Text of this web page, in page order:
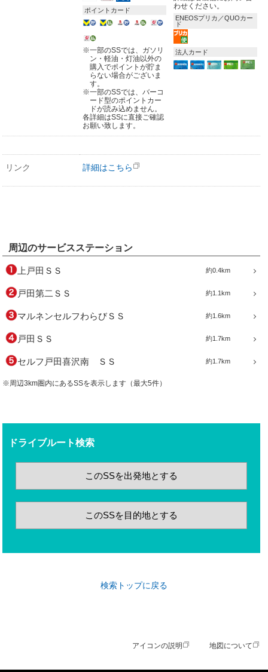
ポイントカード
※一部のSSでは、ガソリ
ン・軽油・灯油以外の
購入でポイントが貯ま
らない場合がございま
す。
※一部のSSでは、バーコ
ード型のポイントカー
ドが読み込めません。
各詳細はSSに直接ご確認
お願い致します。
わせください。
ENEOSプリカ／QUOカー
ド
法人カード
リンク 詳細はこちら
周辺のサービスステーション
約0.4km
上戸田ＳＳ
約1.1km
戸田第二ＳＳ
約1.6km
マルネンセルフわらびＳＳ
約1.7km
戸田ＳＳ
約1.7km
セルフ戸田喜沢南 ＳＳ
※周辺3km圏内にあるSSを表示します（最大5件）
ドライブルート検索
このSSを出発地とする
このSSを目的地とする
検索トップに戻る
アイコンの説明 地図について